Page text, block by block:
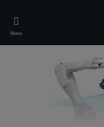
main
content
Menu